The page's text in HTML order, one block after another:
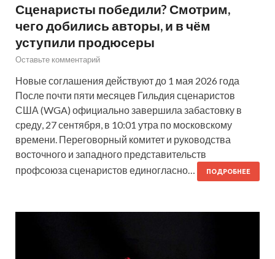
Сценаристы победили? Смотрим,
чего добились авторы, и в чём
уступили продюсеры
Оставьте комментарий
Новые соглашения действуют до 1 мая 2026 года
После почти пяти месяцев Гильдия сценаристов
США (WGA) официально завершила забастовку в
среду, 27 сентября, в 10:01 утра по московскому
времени. Переговорный комитет и руководства
восточного и западного представительств
профсоюза сценаристов единогласно…
ПОДРОБНЕЕ